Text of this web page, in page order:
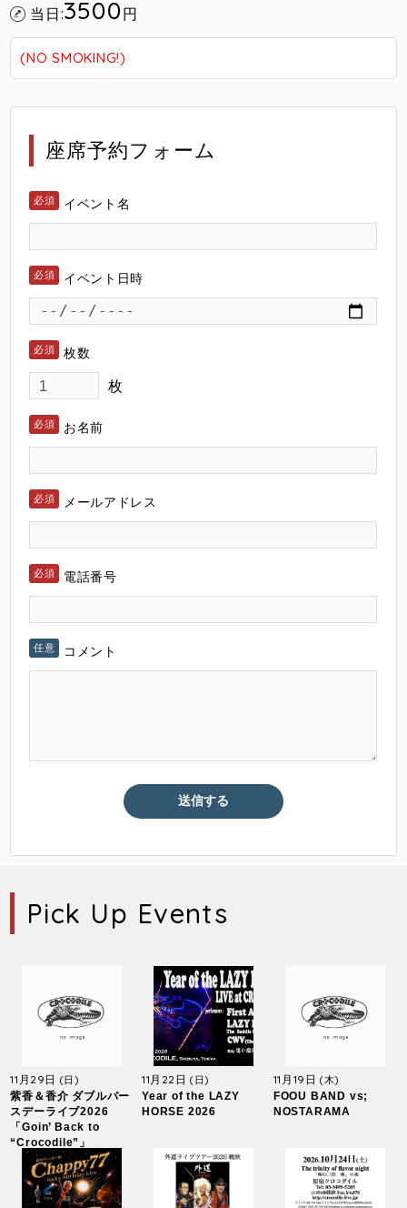
当日:3500円
(NO SMOKING!)
座席予約フォーム
イベント名
イベント日時
枚数
枚
お名前
メールアドレス
電話番号
コメント
Pick Up Events
11月29日 (日)
紫香＆香介 ダブルバー
スデーライブ2026
「Goin’ Back to
“Crocodile”」
11月22日(日)
Year of the LAZY
HORSE 2026
11月19日 (木)
FOOU BAND vs;
NOSTARAMA